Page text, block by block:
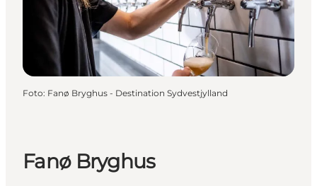
Foto: Fanø Bryghus - Destination Sydvestjylland
Fanø Bryghus